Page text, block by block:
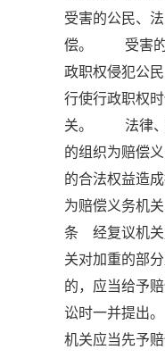
受害的公民、
偿。 受害的
政职权侵犯公
行使行政职权
关。 法律、法
的组织为赔偿
的合法权益造
为赔偿义务机
条 经复议机关
关对加重的部
的，应当给予
讼时一并提出
机关应当先予